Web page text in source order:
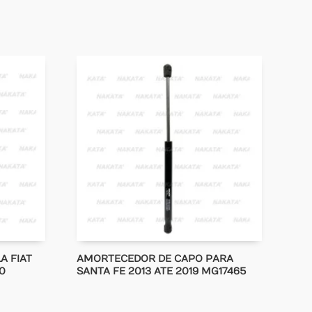
FIAT
AMORTECEDOR DE CAPO PARA
SANTA FE 2013 ATE 2019 MG17465